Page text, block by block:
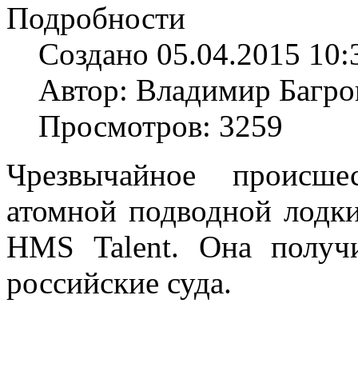
Подробности
Создано 05.04.2015
Автор: Владимир
Просмотров: 3259
Чрезвычайное
атомной подводной
HMS Talent. Она
российские суда.